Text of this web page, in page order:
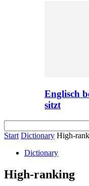
Englisch
sitzt
Start Dictionary High-
Dictionary
High-ranking